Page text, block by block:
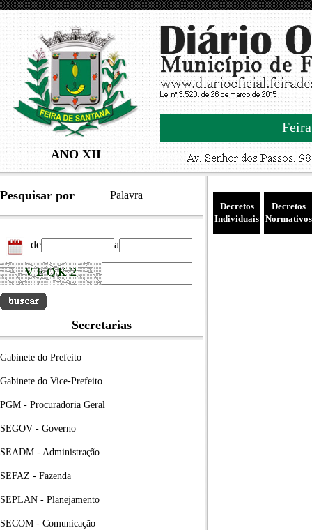
ANO XII
Pesquisar por Palavra
de a
Secretarias
Gabinete do Prefeito
Gabinete do Vice-Prefeito
PGM - Procuradoria Geral
SEGOV - Governo
SEADM - Administração
SEFAZ - Fazenda
SEPLAN - Planejamento
SECOM - Comunicação
Decretos
Individuais
Decretos
Normativos